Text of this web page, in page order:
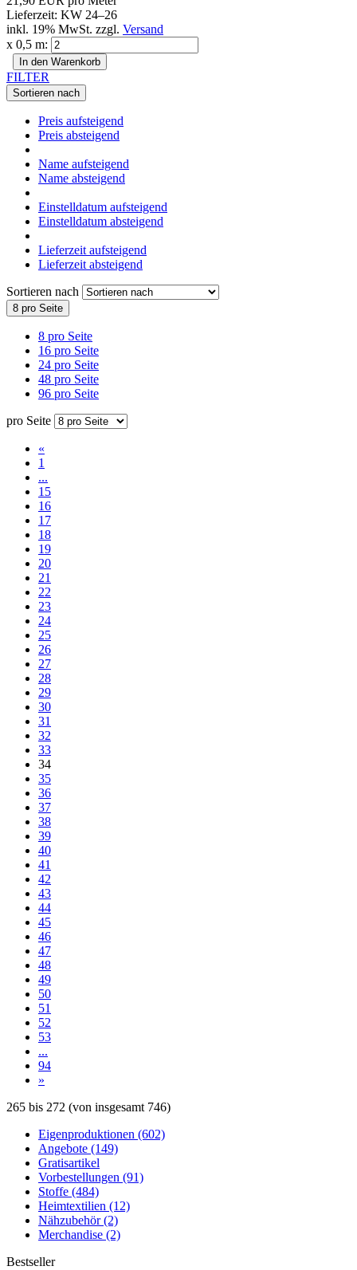
Lieferzeit: KW 24–26
inkl. 19% MwSt. zzgl. Versand
x 0,5 m:
In den Warenkorb
FILTER
Sortieren nach
Preis aufsteigend
Preis absteigend
Name aufsteigend
Name absteigend
Einstelldatum aufsteigend
Einstelldatum absteigend
Lieferzeit aufsteigend
Lieferzeit absteigend
Sortieren nach
8 pro Seite
8 pro Seite
16 pro Seite
24 pro Seite
48 pro Seite
96 pro Seite
pro Seite
«
1
...
15
16
17
18
19
20
21
22
23
24
25
26
27
28
29
30
31
32
33
34
35
36
37
38
39
40
41
42
43
44
45
46
47
48
49
50
51
52
53
...
94
»
265 bis 272 (von insgesamt 746)
Eigenproduktionen (602)
Angebote (149)
Gratisartikel
Vorbestellungen (91)
Stoffe (484)
Heimtextilien (12)
Nähzubehör (2)
Merchandise (2)
Bestseller